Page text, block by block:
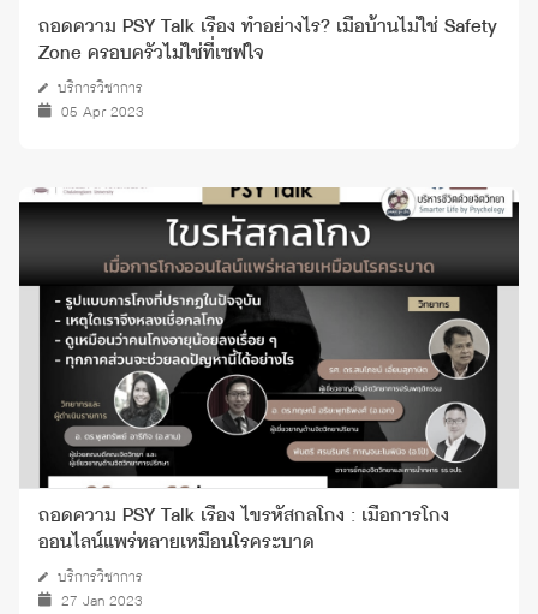
ถอดความ PSY Talk เรื่อง ทำอย่างไร? เมื่อบ้านไม่ใช่ Safety
Zone ครอบครัวไม่ใช่ที่เซฟใจ
บริการวิชาการ
05 Apr 2023
ถอดความ PSY Talk เรื่อง ไขรหัสกลโกง : เมื่อการโกง
ออนไลน์แพร่หลายเหมือนโรคระบาด
บริการวิชาการ
27 Jan 2023